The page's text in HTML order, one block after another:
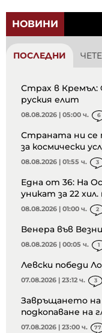
НОВИНИ
ПОСЛЕДНИ
Страх в Кремъл:
руския елит
08.08.2026 | 05:00 ч. 6
Страната ни се
за космически
08.08.2026 | 01:55 ч. 3
Една от 36: На
уникат за 22 хил.
08.08.2026 | 01:00 ч. 2
Венера във
08.08.2026 | 00:05 ч. 1
Левски победи
07.08.2026 | 23:12 ч. 3
Завръщането на
подкопаване на
07.08.2026 | 23:00 ч. 77